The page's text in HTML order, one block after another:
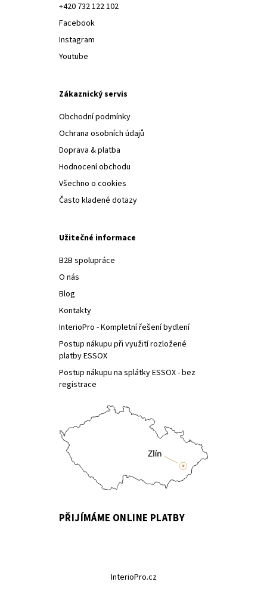
+420 732 122 102
Facebook
Instagram
Youtube
Zákaznický servis
Obchodní podmínky
Ochrana osobních údajů
Doprava & platba
Hodnocení obchodu
Všechno o cookies
Často kladené dotazy
Užitečné informace
B2B spolupráce
O nás
Blog
Kontakty
InterioPro - Kompletní řešení bydlení
Postup nákupu při využití rozložené
platby ESSOX
Postup nákupu na splátky ESSOX - bez
registrace
PŘIJÍMÁME ONLINE PLATBY
InterioPro.cz